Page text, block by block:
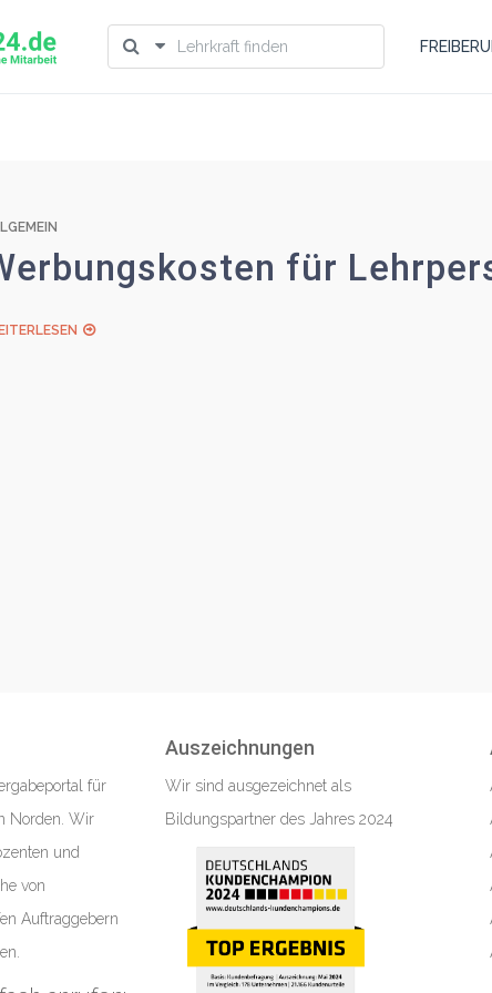
für
für
Norden. Wir
und
von
Auftraggebern
Auszeichnungen
Wir sind ausgezeichnet als
Bildungspartner des Jahres 2024